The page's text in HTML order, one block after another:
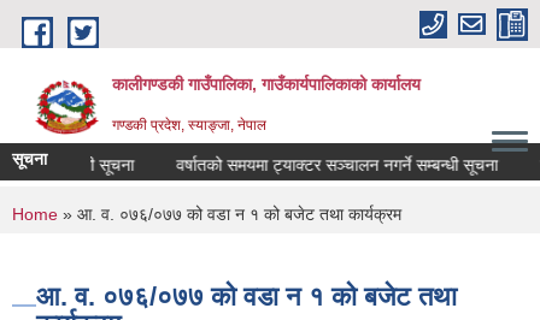
Skip to main content
कालीगण्डकी गाउँपालिका, गाउँकार्यपालिकाको कार्यालय
गण्डकी प्रदेश, स्याङ्जा, नेपाल
सूचनासम्बन्धी सूचना वर्षातको समयमा ट्याक्टर सञ्चालन नगर्ने सम्बन्धी सूचना
You are here
Home » आ. व. ०७६/०७७ को वडा न‌ १ को बजेट तथा कार्यक्रम
आ. व. ०७६/०७७ को वडा न‌ १ को बजेट तथा